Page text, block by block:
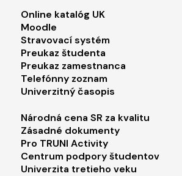
Footer menu 2
Online katalóg UK
Moodle
Stravovací systém
Preukaz študenta
Preukaz zamestnanca
Telefónny zoznam
Univerzitný časopis
Footer menu 3
Národná cena SR za kvalitu
Zásadné dokumenty
Pro TRUNI Activity
Centrum podpory študentov
Univerzita tretieho veku